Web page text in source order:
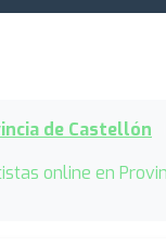
de Castellón
online en